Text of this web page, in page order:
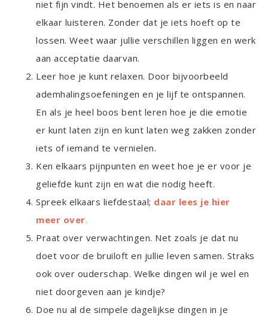
niet fijn vindt. Het benoemen als er iets is en naar
elkaar luisteren. Zonder dat je iets hoeft op te
lossen. Weet waar jullie verschillen liggen en werk
aan acceptatie daarvan.
Leer hoe je kunt relaxen. Door bijvoorbeeld
ademhalingsoefeningen en je lijf te ontspannen.
En als je heel boos bent leren hoe je die emotie
er kunt laten zijn en kunt laten weg zakken zonder
iets of iemand te vernielen.
Ken elkaars pijnpunten en weet hoe je er voor je
geliefde kunt zijn en wat die nodig heeft.
Spreek elkaars liefdestaal; daar lees je hier
meer over.
Praat over verwachtingen. Net zoals je dat nu
doet voor de bruiloft en jullie leven samen. Straks
ook over ouderschap. Welke dingen wil je wel en
niet doorgeven aan je kindje?
Doe nu al de simpele dagelijkse dingen in je